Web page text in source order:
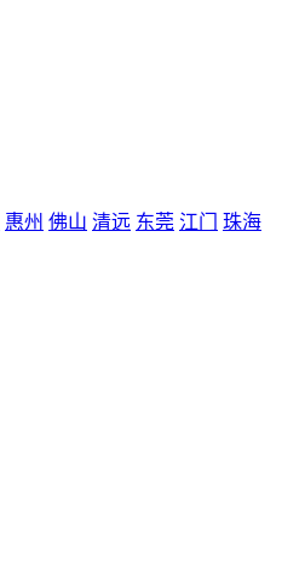
惠州 佛山 清远 东莞 江门 珠海